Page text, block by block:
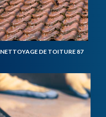
NETTOYAGE DE TOITURE 87